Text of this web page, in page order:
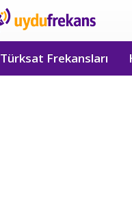
Türksat Frekansları